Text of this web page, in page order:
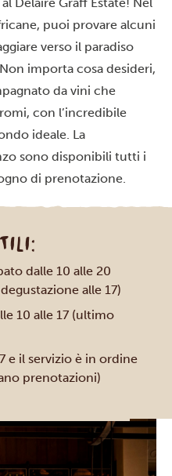
puoi provare alcuni
verso il paradiso
importa cosa desideri,
da vini che
con l’incredibile
ideale. La
sono disponibili tutti i
di prenotazione.
dalle 10 alle 20
alle 17)
10 alle 17 (ultimo
e il servizio è in ordine
prenotazioni)